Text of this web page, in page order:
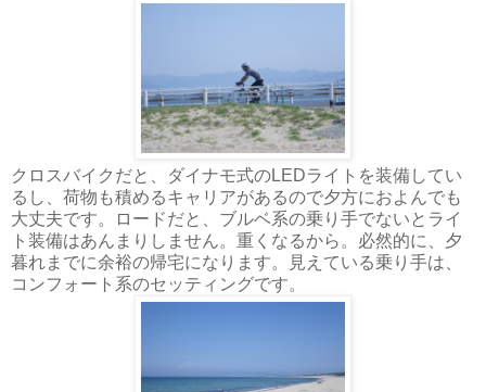
クロスバイクだと、ダイナモ式のLEDライトを装備してい
るし、荷物も積めるキャリアがあるので夕方におよんでも
大丈夫です。ロードだと、ブルベ系の乗り手でないとライ
ト装備はあんまりしません。重くなるから。必然的に、夕
暮れまでに余裕の帰宅になります。見えている乗り手は、
コンフォート系のセッティングです。